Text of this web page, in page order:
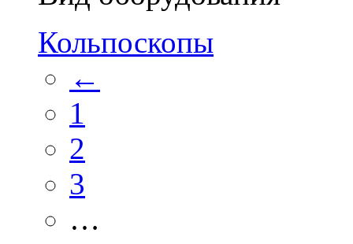
Кольпоскопы
←
1
2
3
…